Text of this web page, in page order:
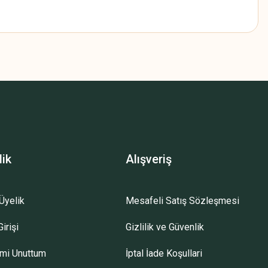
Unuttum
Alışveriş
Mesafeli Satış Sözleşmesi
Gizlilik ve Güvenlik
İptal İade Koşullari